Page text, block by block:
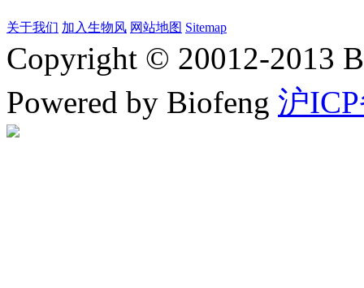
关于我们 加入生物风 网站地图 Sitemap
Copyright © 20012-2013
Powered by Biofeng 沪